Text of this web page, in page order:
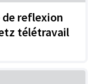
reflexion
télétravail